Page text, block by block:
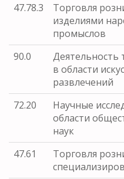
47.78.3
Торговля
изделиями
промыслов
90.0
Деятельность
в области
развлечений
72.20
Научные
области
наук
47.61
Торговля